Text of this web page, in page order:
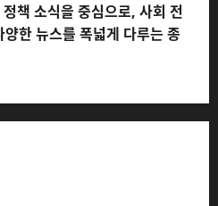
책 소식을 중심으로, 사회 전
한 뉴스를 폭넓게 다루는 종